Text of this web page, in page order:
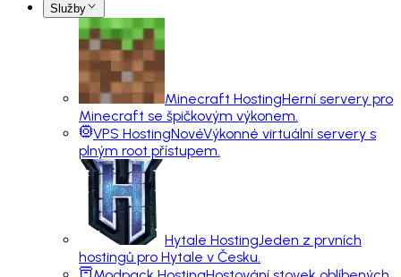
Služby
Minecraft HostingHerní servery pro
Minecraft se špičkovým výkonem.
VPS HostingNovéVýkonné virtuální servery s
plným root přístupem.
Hytale HostingJeden z prvních
hostingů pro Hytale v Česku.